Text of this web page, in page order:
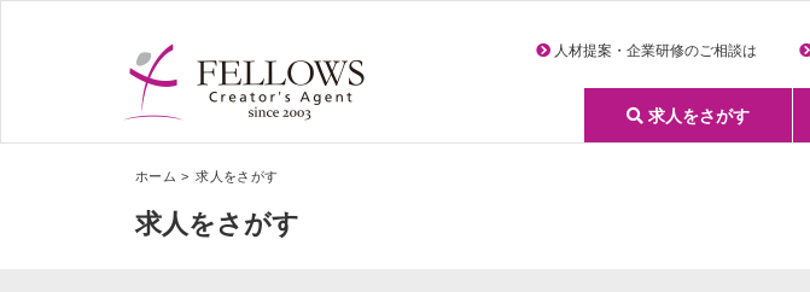
人材提案・企業研修のご相談は
求人をさがす
ホーム 求人をさがす
求人をさがす